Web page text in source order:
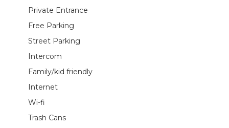
Private Entrance
Free Parking
Street Parking
Intercom
Family/kid friendly
Internet
Wi-fi
Trash Cans